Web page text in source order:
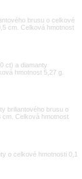
brusu o celkové
cm. Celková hmotnost
ct) a diamanty
hmotnost 5,27 g.
briliantového brusu o
cm. Celková hmotnost
o celkové hmotnosti 0,1